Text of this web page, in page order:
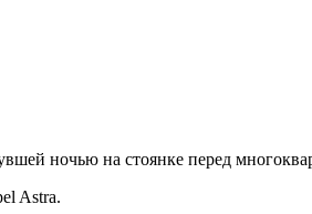
ночью на стоянке перед
Astra.